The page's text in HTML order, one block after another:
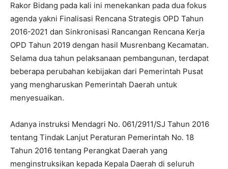
Rakor Bidang pada kali ini menekankan pada dua fokus
agenda yakni Finalisasi Rencana Strategis OPD Tahun
2016-2021 dan Sinkronisasi Rancangan Rencana Kerja
OPD Tahun 2019 dengan hasil Musrenbang Kecamatan.
Selama dua tahun pelaksanaan pembangunan, terdapat
beberapa perubahan kebijakan dari Pemerintah Pusat
yang mengharuskan Pemerintah Daerah untuk
menyesuaikan.
Adanya instruksi Mendagri No. 061/2911/SJ Tahun 2016
tentang Tindak Lanjut Peraturan Pemerintah No. 18
Tahun 2016 tentang Perangkat Daerah yang
menginstruksikan kepada Kepala Daerah di seluruh